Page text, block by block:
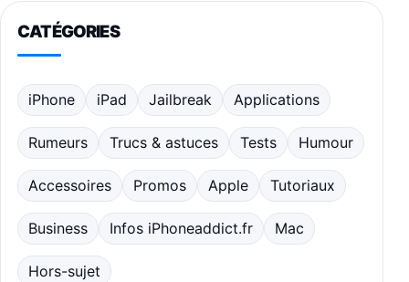
CATÉGORIES
iPhone iPad Jailbreak Applications
Rumeurs Trucs & astuces Tests Humour
Accessoires Promos Apple Tutoriaux
Business Infos iPhoneaddict.fr Mac
Hors-sujet